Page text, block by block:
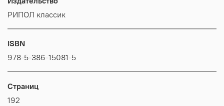
РИПОЛ классик
ISBN
978-5-386-15081-5
Страниц
192